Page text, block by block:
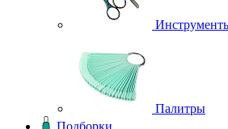
Палитры
Подборки